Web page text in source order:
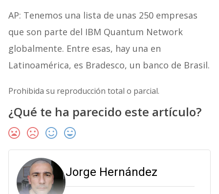
AP: Tenemos una lista de unas 250 empresas
que son parte del IBM Quantum Network
globalmente. Entre esas, hay una en
Latinoamérica, es Bradesco, un banco de Brasil.
Prohibida su reproducción total o parcial.
¿Qué te ha parecido este artículo?
Jorge Hernández